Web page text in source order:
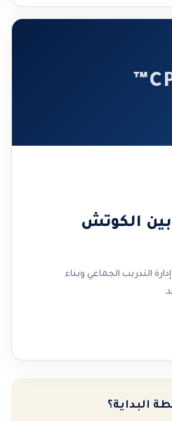
الكوتش
التدريب الجماعي وبناء
البداية؟